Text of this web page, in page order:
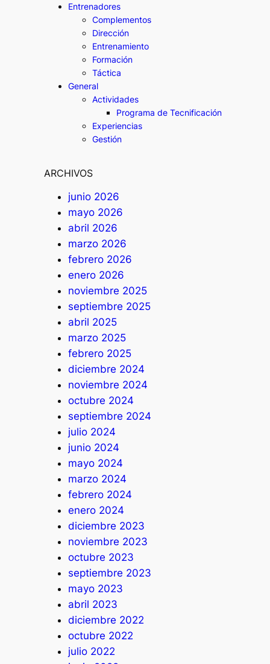
Entrenadores
Complementos
Dirección
Entrenamiento
Formación
Táctica
General
Actividades
Programa de Tecnificación
Experiencias
Gestión
ARCHIVOS
junio 2026
mayo 2026
abril 2026
marzo 2026
febrero 2026
enero 2026
noviembre 2025
septiembre 2025
abril 2025
marzo 2025
febrero 2025
diciembre 2024
noviembre 2024
octubre 2024
septiembre 2024
julio 2024
junio 2024
mayo 2024
marzo 2024
febrero 2024
enero 2024
diciembre 2023
noviembre 2023
octubre 2023
septiembre 2023
mayo 2023
abril 2023
diciembre 2022
octubre 2022
julio 2022